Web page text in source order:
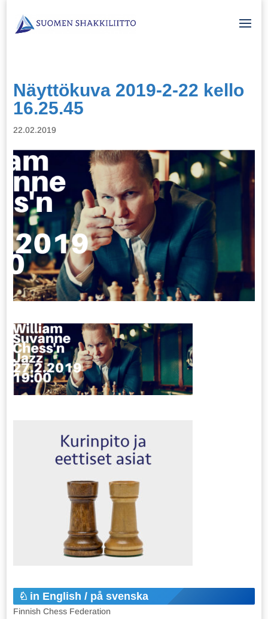
Näyttökuva 2019-2-22 kello
16.25.45
22.02.2019
in English / på svenska
Finnish Chess Federation